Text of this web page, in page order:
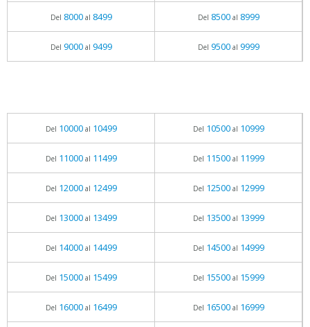
Del 8000al 8499 Del 8500al 8999
Del 9000al 9499 Del 9500al 9999
Del 10000al 10499 Del 10500al 10999
Del 11000al 11499 Del 11500al 11999
Del 12000al 12499 Del 12500al 12999
Del 13000al 13499 Del 13500al 13999
Del 14000al 14499 Del 14500al 14999
Del 15000al 15499 Del 15500al 15999
Del 16000al 16499 Del 16500al 16999